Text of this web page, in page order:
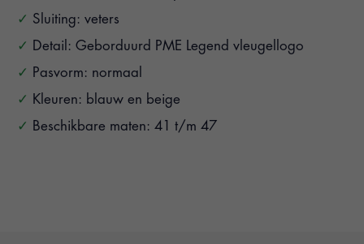
Sluiting: veters
Detail: Geborduurd PME Legend vleugellogo
Pasvorm: normaal
Kleuren: blauw en beige
Beschikbare maten: 41 t/m 47